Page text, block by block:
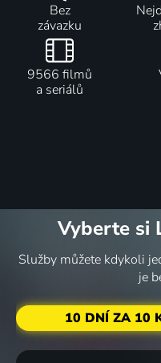
Bez
závazku
9566 filmů
a seriálů
Vyberte si
Služby můžete kdykoli
je
10 DNÍ ZA 10